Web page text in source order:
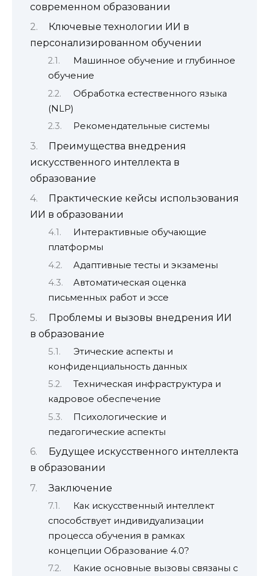
современном образовании
Ключевые технологии ИИ в
персонализированном обучении
Машинное обучение и глубинное
обучение
Обработка естественного языка
(NLP)
Рекомендательные системы
Преимущества внедрения
искусственного интеллекта в
образование
Практические кейсы использования
ИИ в образовании
Интерактивные обучающие
платформы
Адаптивные тесты и экзамены
Автоматическая оценка
письменных работ и эссе
Проблемы и вызовы внедрения ИИ
в образование
Этические аспекты и
конфиденциальность данных
Техническая инфраструктура и
кадровое обеспечение
Психологические и
педагогические аспекты
Будущее искусственного интеллекта
в образовании
Заключение
Как искусственный интеллект
способствует индивидуализации
процесса обучения в рамках
концепции Образование 4.0?
Какие основные вызовы связаны с